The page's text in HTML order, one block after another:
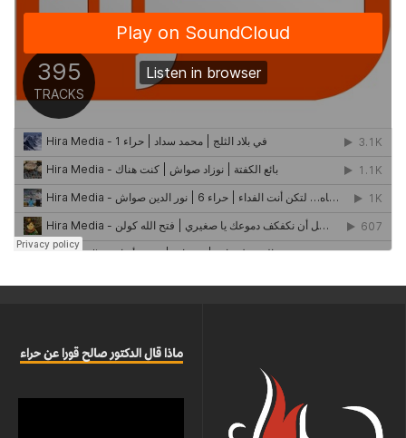
ماذا قال الدكتور صالح قورا عن حراء